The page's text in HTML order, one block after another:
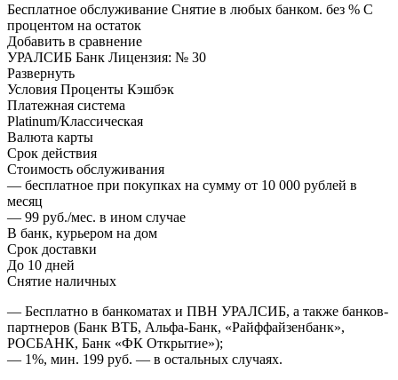
Бесплатное обслуживание Снятие в любых банком. без % С
процентом на остаток
Добавить в сравнение
УРАЛСИБ Банк Лицензия: № 30
Развернуть
Условия Проценты Кэшбэк
Платежная система
Platinum/Классическая
Валюта карты
Срок действия
Стоимость обслуживания
— бесплатное при покупках на сумму от 10 000 рублей в
месяц
— 99 руб./мес. в ином случае
В банк, курьером на дом
Срок доставки
До 10 дней
Снятие наличных
— Бесплатно в банкоматах и ПВН УРАЛСИБ, а также банков-
партнеров (Банк ВТБ, Альфа-Банк, «Райффайзенбанк»,
РОСБАНК, Банк «ФК Открытие»);
— 1%, мин. 199 руб. — в остальных случаях.